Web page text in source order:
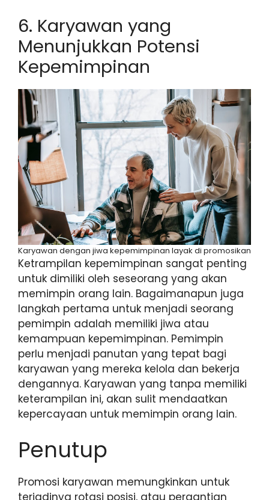
6. Karyawan yang
Menunjukkan Potensi
Kepemimpinan
Karyawan dengan jiwa kepemimpinan layak di promosikan
Ketrampilan kepemimpinan sangat penting
untuk dimiliki oleh seseorang yang akan
memimpin orang lain. Bagaimanapun juga
langkah pertama untuk menjadi seorang
pemimpin adalah memiliki jiwa atau
kemampuan kepemimpinan. Pemimpin
perlu menjadi panutan yang tepat bagi
karyawan yang mereka kelola dan bekerja
dengannya. Karyawan yang tanpa memiliki
keterampilan ini, akan sulit mendaatkan
kepercayaan untuk memimpin orang lain.
Penutup
Promosi karyawan memungkinkan untuk
terjadinya rotasi posisi, atau pergantian